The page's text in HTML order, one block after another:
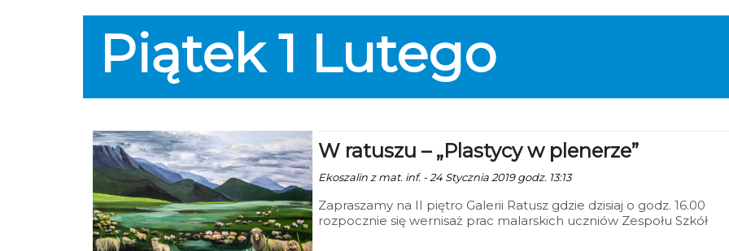
Piątek 1 Lutego
W ratuszu – „Plastycy w plenerze”
Ekoszalin z mat. inf. - 24 Stycznia 2019 godz. 13:13
Zapraszamy na II piętro Galerii Ratusz gdzie dzisiaj o godz. 16.00
rozpocznie się wernisaż prac malarskich uczniów Zespołu Szkół